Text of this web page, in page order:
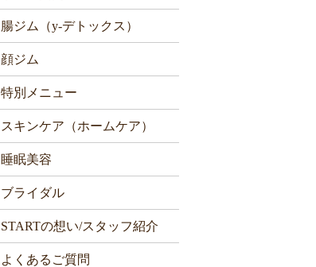
腸ジム（y-デトックス）
顔ジム
特別メニュー
スキンケア（ホームケア）
睡眠美容
ブライダル
STARTの想い/スタッフ紹介
よくあるご質問